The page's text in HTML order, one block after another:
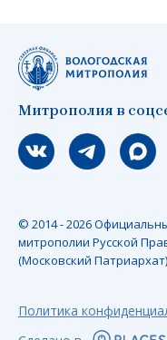
Митрополия в
Мы вконтакте
Мы в telegram
Мы в
© 2014 - 2026
митрополии Русской
(Московский Патриархат)
Политика